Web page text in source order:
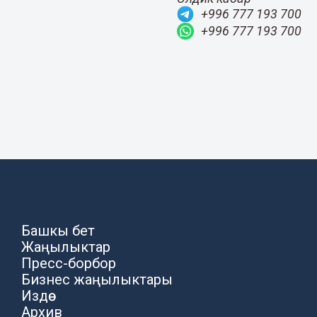
+996 777 193 700
+996 777 193 700
Башкы бет
Жаңылыктар
Пресс-борбор
Бизнес жаңылыктары
Издөө
Архив